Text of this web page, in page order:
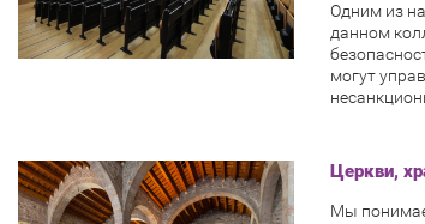
Одним из
данном
могут
Церкви,
Мы